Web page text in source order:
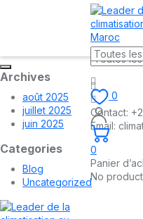
Archives
août 2025
juillet 2025
juin 2025
Categories
Blog
Uncategorized
Contact:
Email:
0
0
Panier
No